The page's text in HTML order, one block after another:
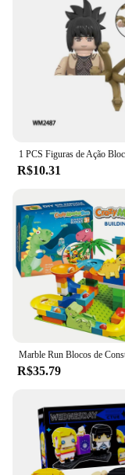
R$10.31
R$35.79